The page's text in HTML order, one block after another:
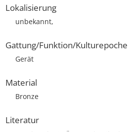
Lokalisierung
unbekannt,
Gattung/Funktion/Kulturepoche
Gerät
Material
Bronze
Literatur